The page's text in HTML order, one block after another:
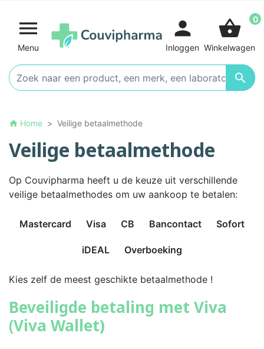

Menu

person
Inloggen
shopping_basket 0
Winkelwagen
home Home Veilige betaalmethode
Veilige betaalmethode
Op Couvipharma heeft u de keuze uit verschillende
veilige betaalmethodes om uw aankoop te betalen:
Mastercard Visa CB Bancontact Sofort
iDEAL Overboeking
Kies zelf de meest geschikte betaalmethode !
Beveiligde betaling met Viva
(Viva Wallet)